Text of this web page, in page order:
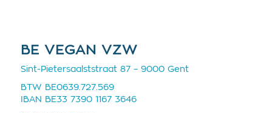
BE VEGAN VZW
Sint-Pietersaalststraat 87 – 9000 Gent
BTW BE0639.727.569
IBAN BE33 7390 1167 3646